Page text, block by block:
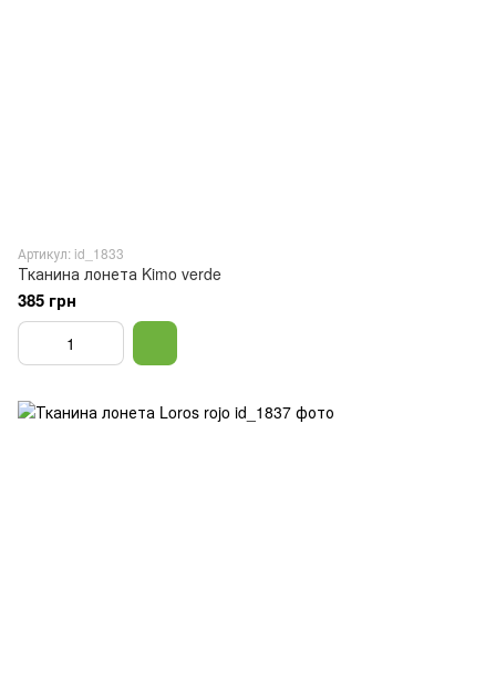
Артикул: id_1833
Тканина лонета Kimo verde
385 грн